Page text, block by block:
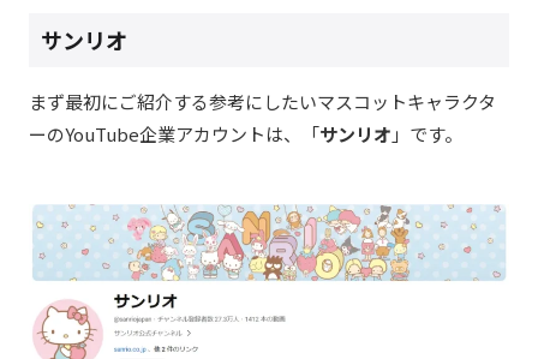
サンリオ
まず最初にご紹介する参考にしたいマスコットキャラクタ
ーのYouTube企業アカウントは、「サンリオ 」です。